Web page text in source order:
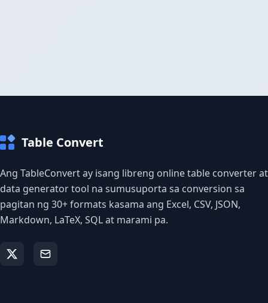
Table Convert
Ang TableConvert ay isang libreng online table converter at
data generator tool na sumusuporta sa conversion sa
pagitan ng 30+ formats kasama ang Excel, CSV, JSON,
Markdown, LaTeX, SQL at marami pa.